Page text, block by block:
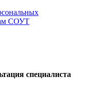
СОУТ
специалиста